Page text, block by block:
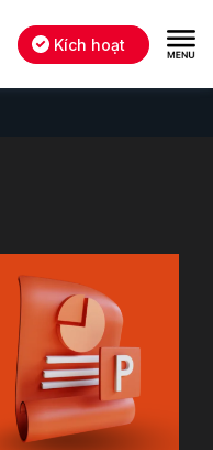
Kích hoạt